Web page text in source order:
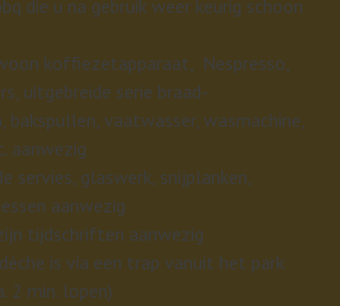
die u na gebruik weer keurig schoon
koffiezetapparaat, Nespresso,
uitgebreide serie braad-
bakspullen, vaatwasser, wasmachine,
aanwezig
servies, glaswerk, snijplanken,
aanwezig
tijdschriften aanwezig
is via een trap vanuit het park
2 min. lopen)